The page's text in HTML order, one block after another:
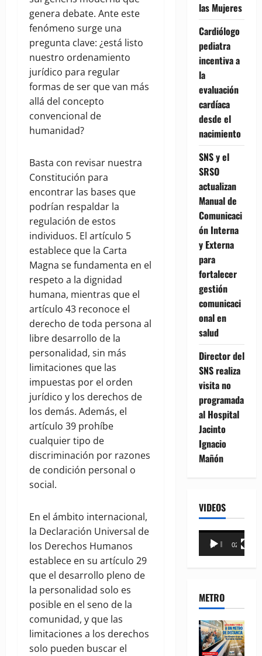
genera debate. Ante este
fenómeno surge una
pregunta clave: ¿está listo
nuestro ordenamiento
jurídico para regular
formas de ser que van más
allá del concepto
convencional de
humanidad?
Basta con revisar nuestra
Constitución para
encontrar las bases que
podrían respaldar la
regulación de estos
individuos. El artículo 5
establece que la Carta
Magna se fundamenta en el
respeto a la dignidad
humana, mientras que el
artículo 43 reconoce el
derecho de toda persona al
libre desarrollo de la
personalidad, sin más
limitaciones que las
impuestas por el orden
jurídico y los derechos de
los demás. Además, el
artículo 39 prohíbe
cualquier tipo de
discriminación por razones
de condición personal o
social.
En el ámbito internacional,
la Declaración Universal de
los Derechos Humanos
establece en su artículo 29
que el desarrollo pleno de
la personalidad solo es
posible en el seno de la
comunidad, y que las
limitaciones a los derechos
solo pueden buscar el
las Mujeres
Cardiólogo
pediatra
incentiva a
la
evaluación
cardíaca
desde el
nacimiento
SNS y el
SRSO
actualizan
Manual de
Comunicaci
ón Interna
y Externa
para
fortalecer
gestión
comunicaci
onal en
salud
Director del
SNS realiza
visita no
programada
al Hospital
Jacinto
Ignacio
Mañón
VIDEOS
Reproductor
00:00 02:18
METRO